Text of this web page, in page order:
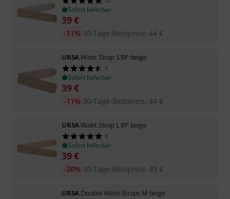
Sofort lieferbar
39€
30-Tage-Bestpreis: 44 €
-11%
URSAWaist Strap S BP beige
6
Sofort lieferbar
39€
30-Tage-Bestpreis: 44 €
-11%
URSAWaist Strap L BP beige
9
Sofort lieferbar
39€
30-Tage-Bestpreis: 49 €
-20%
URSA Double Waist Straps M beige